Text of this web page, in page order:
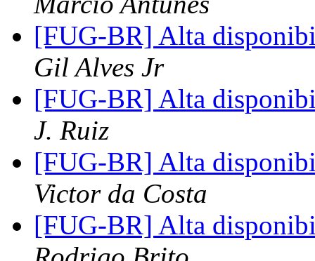
[FUG-BR] Alta
Gil Alves Jr
[FUG-BR] Alta
J. Ruiz
[FUG-BR] Alta
Victor da Costa
[FUG-BR] Alta